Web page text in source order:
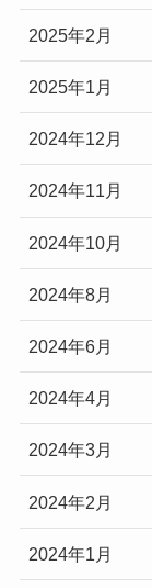
2025年2月
2025年1月
2024年12月
2024年11月
2024年10月
2024年8月
2024年6月
2024年4月
2024年3月
2024年2月
2024年1月